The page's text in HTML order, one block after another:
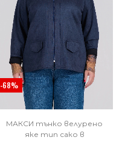
-68%
МАКСИ тънко велурено
яке тип сако в